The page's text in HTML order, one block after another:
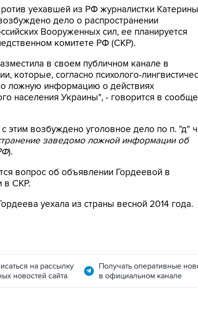
уехавшей из РФ журналистки Катерины
дело о распространении
Вооруженных сил, ее планируется
комитете РФ (СКР).
в своем публичном канале в
которые, согласно психолого-
ложную информацию о действиях
населения Украины", - говорится в
этим возбуждено уголовное дело по п. "д"
заведомо ложной информации об
).
вопрос об объявлении Гордеевой в
в СКР.
уехала из страны весной 2014 года.
на рассылку
новостей сайта
Получать оперативные
в официальном канале